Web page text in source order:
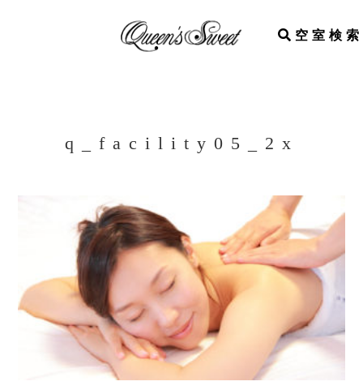
空室検索
q_facility05_2x